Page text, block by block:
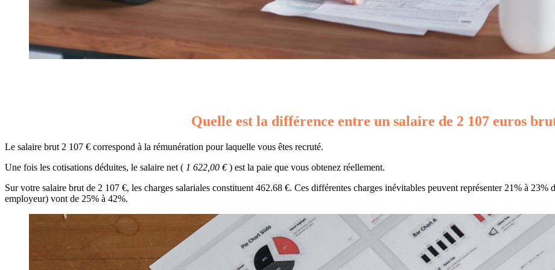
Quelle est la différence entre un salaire de 2 107 euros
Le salaire brut 2 107 € correspond à la rémunération pour laquelle vous êtes recruté.
Une fois les cotisations déduites, le salaire net ( 1 622,00 €) est la paie que vous obtenez réellement.
Sur votre salaire brut de 2 107 €, les charges salariales constituent 462.68 €. Ces différentes charges inévitables peuvent représenter 21% à 23%
employeur) vont de 25% à 42%.